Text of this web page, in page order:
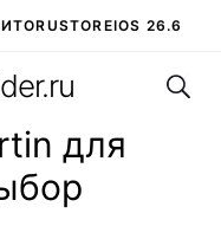
RUSTOREIOS 26.6
В ROBLOX
для